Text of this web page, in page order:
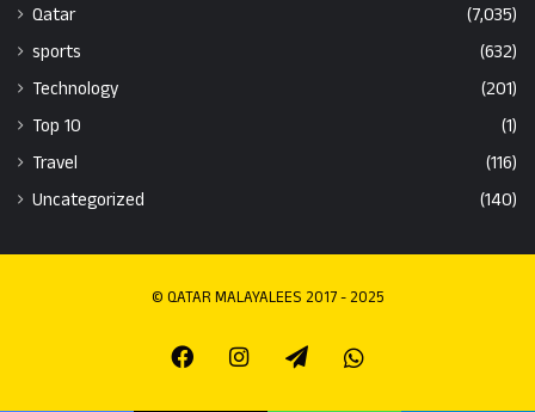
Qatar
(7,035)
sports
(632)
Technology
(201)
Top 10
(1)
Travel
(116)
Uncategorized
(140)
© QATAR MALAYALEES 2017 - 2025
FacebookInstagramTelegramWhatsapp